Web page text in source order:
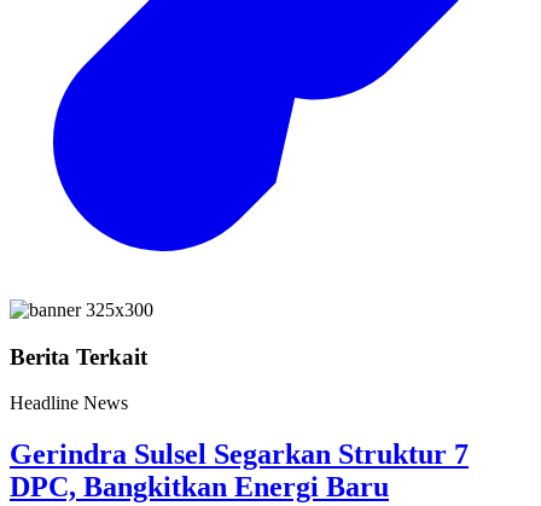
Berita Terkait
Headline News
Gerindra Sulsel Segarkan Struktur 7
DPC, Bangkitkan Energi Baru